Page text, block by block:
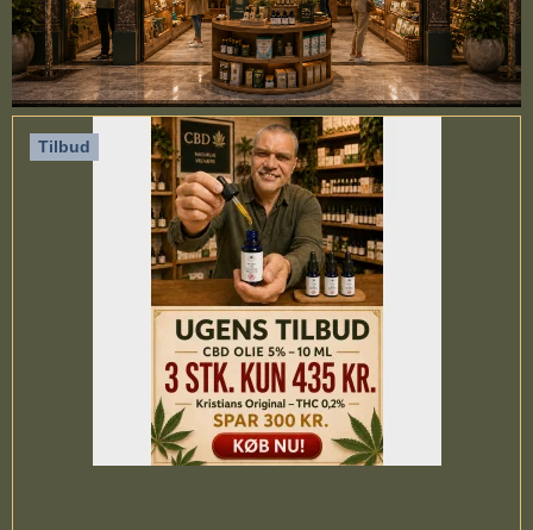
Tilbud